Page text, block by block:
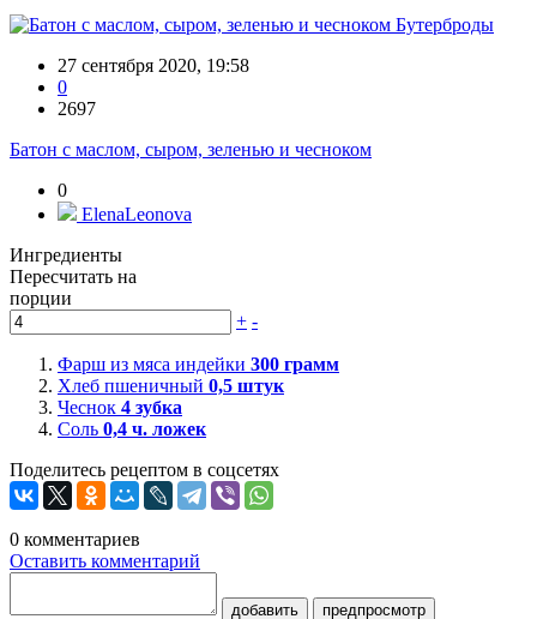
Бутерброды
27 сентября 2020, 19:58
0
2697
Батон с маслом, сыром, зеленью и чесноком
0
ElenaLeonova
Ингредиенты
Пересчитать на
порции
+ -
Фарш из мяса индейки 300 грамм
Хлеб пшеничный 0,5 штук
Чеснок 4 зубка
Соль 0,4 ч. ложек
Поделитесь рецептом в соцсетях
0 комментариев
Оставить комментарий
добавить предпросмотр